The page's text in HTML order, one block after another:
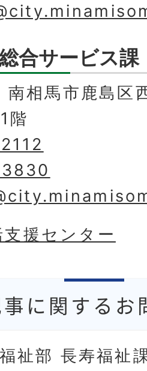
合サービス課
相馬市鹿島区
階
援センター
事に関するお
祉部 長寿福祉